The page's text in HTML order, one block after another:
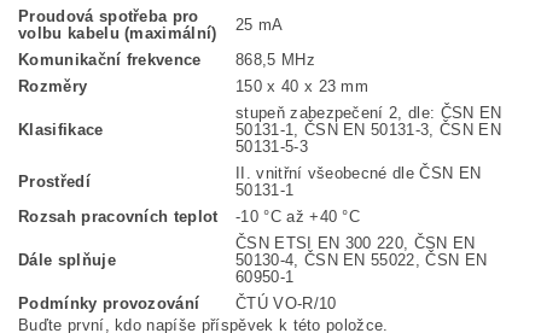
Proudová spotřeba pro
volbu kabelu (maximální)
25 mA
Komunikační frekvence
868,5 MHz
Rozměry
150 x 40 x 23 mm
Klasifikace
stupeň zabezpečení 2, dle: ČSN EN
50131-1, ČSN EN 50131-3, ČSN EN
50131-5-3
Prostředí
II. vnitřní všeobecné dle ČSN EN
50131-1
Rozsah pracovních teplot
-10 °C až +40 °C
Dále splňuje
ČSN ETSI EN 300 220, ČSN EN
50130-4, ČSN EN 55022, ČSN EN
60950-1
Podmínky provozování
ČTÚ VO-R/10
Buďte první, kdo napíše příspěvek k této položce.